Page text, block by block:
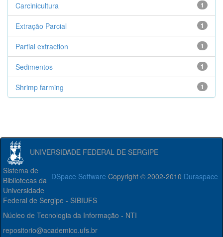
1
Carcinicultura
1
Extração Parcial
1
Partial extraction
1
Sedimentos
1
Shrimp farming
UNIVERSIDADE FEDERAL DE SERGIPE
DSpace Software Copyright © 2002-2010 Duraspace
Sistema de
Bibliotecas da
Universidade
Federal de Sergipe - SIBIUFS
Núcleo de Tecnologia da Informação - NTI
repositorio@academico.ufs.br